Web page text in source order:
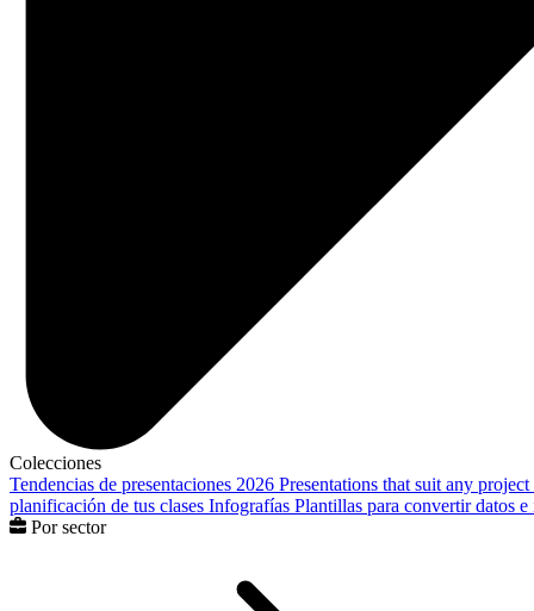
Colecciones
Tendencias de presentaciones 2026 Presentations that suit any project
planificación de tus clases Infografías Plantillas para convertir datos
Por sector